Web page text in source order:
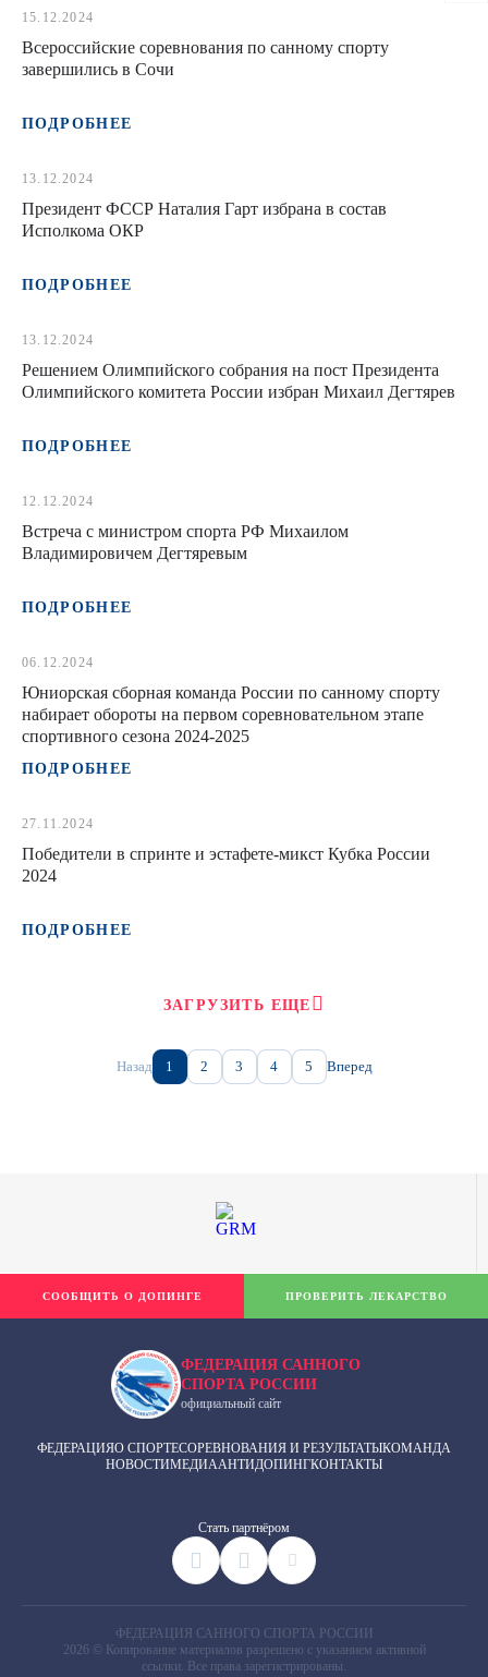
15.12.2024
Всероссийские соревнования по санному спорту
завершились в Сочи
ПОДРОБНЕЕ
13.12.2024
Президент ФССР Наталия Гарт избрана в состав
Исполкома ОКР
ПОДРОБНЕЕ
13.12.2024
Решением Олимпийского собрания на пост Президента
Олимпийского комитета России избран Михаил Дегтярев
ПОДРОБНЕЕ
12.12.2024
Встреча с министром спорта РФ Михаилом
Владимировичем Дегтяревым
ПОДРОБНЕЕ
06.12.2024
Юниорская сборная команда России по санному спорту
набирает обороты на первом соревновательном этапе
спортивного сезона 2024-2025
ПОДРОБНЕЕ
27.11.2024
Победители в спринте и эстафете-микст Кубка России
2024
ПОДРОБНЕЕ
ЗАГРУЗИТЬ ЕЩЕ
Назад 1 2 3 4 5 Вперед
ФЕДЕРАЦИЯ САННОГО
СПОРТА РОССИИ
официальный сайт
ФЕДЕРАЦИЯО СПОРТЕСОРЕВНОВАНИЯ И РЕЗУЛЬТАТЫКОМАНДА
НОВОСТИМЕДИААНТИДОПИНГКОНТАКТЫ
Cтать партнёром
СООБЩИТЬ О ДОПИНГЕ ПРОВЕРИТЬ ЛЕКАРСТВО
ФЕДЕРАЦИЯ САННОГО СПОРТА РОССИИ
2026 © Копирование материалов разрешено с указанием активной
ссылки. Все права зарегистрированы.